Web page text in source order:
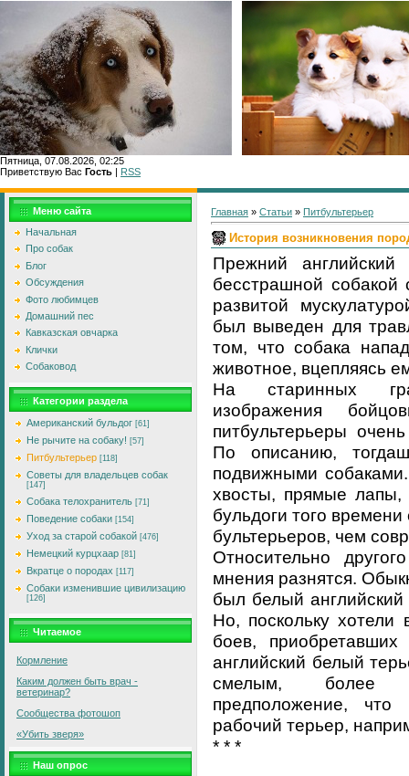
Пятница, 07.08.2026, 02:25
Приветствую Вас Гость | RSS
Меню сайта
Начальная
Про собак
Блог
Обсуждения
Фото любимцев
Домашний пес
Кавказская овчарка
Клички
Собаковод
Категории раздела
Американский бульдог [61]
Не рычите на собаку! [57]
Питбультерьер [118]
Советы для владельцев собак
[147]
Собака телохранитель [71]
Поведение собаки [154]
Уход за старой собакой [476]
Немецкий курцхаар [81]
Вкратце о породах [117]
Собаки изменившие цивилизацию
[126]
Читаемое
Кормление
Каким должен быть врач -
ветеринар?
Сообщества фотошоп
«Убить зверя»
Наш опрос
Главная » Статьи » Питбультерьер
История возникновения
Прежний
бесстрашной
развитой
был выведен для
том, что собака
животное, вцепляясь
На старинных
изображения
питбультерьеры
По описанию,
подвижными
хвосты, прямые лапы,
бульдоги того
бультерьеров, чем
Относительно
мнения разнятся.
был белый
Но, поскольку хотели
боев,
английский белый
смелым, более
предположение,
рабочий терьер,
* * *